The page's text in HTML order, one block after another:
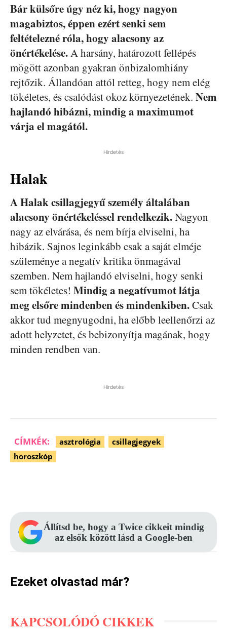
Bár külsőre úgy néz ki, hogy nagyon
magabiztos, éppen ezért senki sem
feltételezné róla, hogy alacsony az
önértékelése.A harsány, határozott fellépés
mögött azonban gyakran önbizalomhiány
rejtőzik. Állandóan attól retteg, hogy nem elég
tökéletes, és csalódást okoz környezetének. Nem
hajlandó hibázni, mindig a maximumot
várja el magától.
Hirdetés
Halak
A Halak csillagjegyű személy általában
alacsony önértékeléssel rendelkezik.Nagyon
nagy az elvárása, és nem bírja elviselni, ha
hibázik. Sajnos leginkább csak a saját elméje
szüleménye a negatív kritika önmagával
szemben. Nem hajlandó elviselni, hogy senki
sem tökéletes! Mindig a negatívumot látja
meg elsőre mindenben és mindenkiben.Csak
akkor tud megnyugodni, ha előbb leellenőrzi az
adott helyzetet, és bebizonyítja magának, hogy
minden rendben van.
Hirdetés
CÍMKÉK: asztrológia
csillagjegyek
horoszkóp
Állítsd be, hogy a Twice cikkeit mindig
az elsők között lásd a Google-ben
Ezeket olvastad már?
KAPCSOLÓDÓ CIKKEK